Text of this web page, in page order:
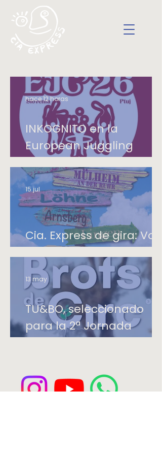
INKOGNITO en la
European Juggling
Convention de Ptuj
hace 12 horas
Cia. Express de gira: Von
Nord nach West 2026
15 jul
TU&BO, seleccionado
para la 2ª Jornada
Profesional Brots de Circ
13 may